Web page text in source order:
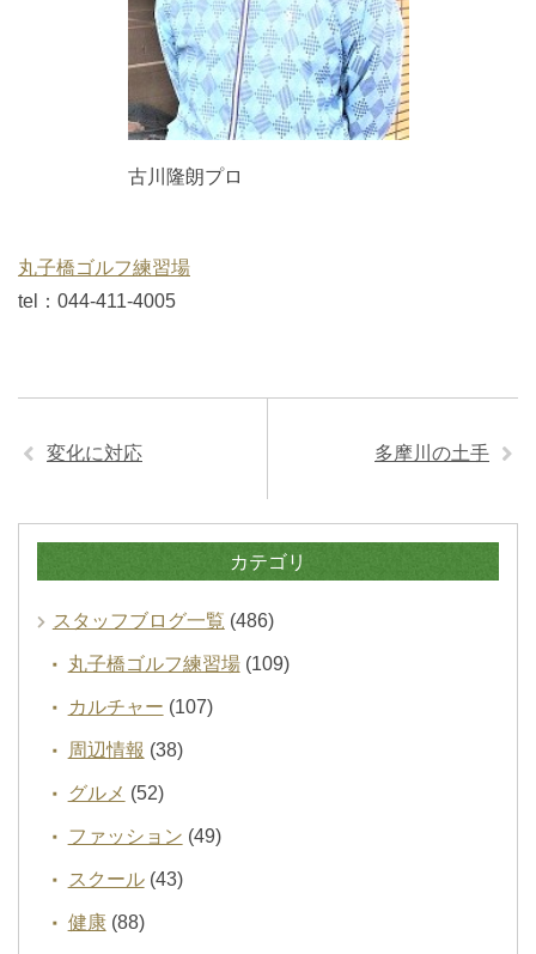
古川隆朗プロ
丸子橋ゴルフ練習場
tel：044-411-4005
変化に対応 多摩川の土手
カテゴリ
スタッフブログ一覧 (486)
丸子橋ゴルフ練習場(109)
カルチャー (107)
周辺情報 (38)
グルメ (52)
ファッション (49)
スクール(43)
健康(88)